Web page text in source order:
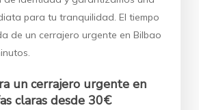
para tu tranquilidad. El tiempo
de un cerrajero urgente en Bilbao
un cerrajero urgente en
claras desde 30€